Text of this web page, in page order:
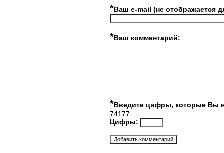
*Ваш e-mail (не отображается
*Ваш комментарий:
*Введите цифры, которые Вы
74177
Цифры: